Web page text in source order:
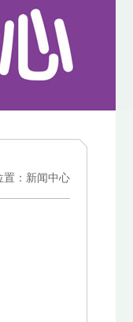
置：新闻中心